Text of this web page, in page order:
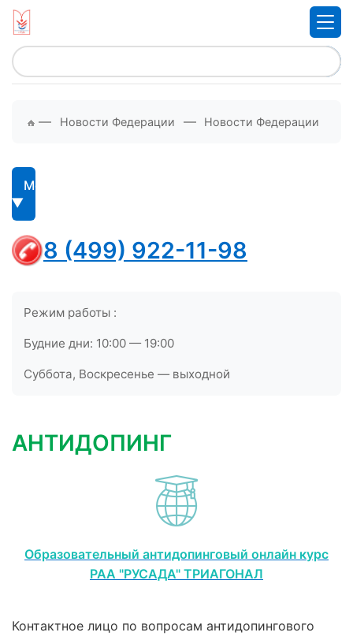
— Новости Федерации — Новости Федерации
Меню
8 (499) 922-11-98
Режим работы :
Будние дни: 10:00 — 19:00
Суббота, Воскресенье — выходной
АНТИДОПИНГ
Образовательный антидопинговый онлайн курс
РАА "РУСАДА" ТРИАГОНАЛ
Контактное лицо по вопросам антидопингового